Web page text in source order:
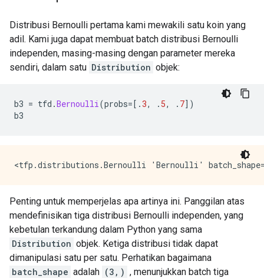
Distribusi Bernoulli pertama kami mewakili satu koin yang
adil. Kami juga dapat membuat batch distribusi Bernoulli
independen, masing-masing dengan parameter mereka
sendiri, dalam satu Distribution objek:
b3 = tfd .Bernoulli(probs=[.3, . 5, . 7])
b3
Penting untuk memperjelas apa artinya ini. Panggilan atas
mendefinisikan tiga distribusi Bernoulli independen, yang
kebetulan terkandung dalam Python yang sama
Distribution objek. Ketiga distribusi tidak dapat
dimanipulasi satu per satu. Perhatikan bagaimana
batch_shape adalah (3,) , menunjukkan batch tiga